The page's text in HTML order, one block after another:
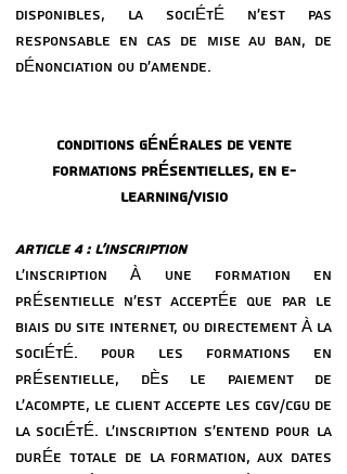
DISPONIBLES, LA SOCIÉTÉ N’EST PAS
RESPONSABLE EN CAS DE MISE AU BAN, DE
DÉNONCIATION OU D’AMENDE.
CONDITIONS GÉNÉRALES DE VENTE
FORMATIONS PRÉSENTIELLES, EN E-
LEARNING/VISIO
ARTICLE 4 : L’INSCRIPTION
L’INSCRIPTION À UNE FORMATION EN
PRÉSENTIELLE N’EST ACCEPTÉE QUE PAR LE
BIAIS DU SITE INTERNET, OU DIRECTEMENT À LA
SOCIÉTÉ. POUR LES FORMATIONS EN
PRÉSENTIELLE, DÈS LE PAIEMENT DE
L’ACOMPTE, LE CLIENT ACCEPTE LES CGV/CGU DE
LA SOCIÉTÉ. L’INSCRIPTION S’ENTEND POUR LA
DURÉE TOTALE DE LA FORMATION, AUX DATES